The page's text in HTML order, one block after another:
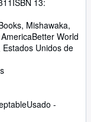
ISBN 13:
Mishawaka,
Better World
Unidos de
Usado -